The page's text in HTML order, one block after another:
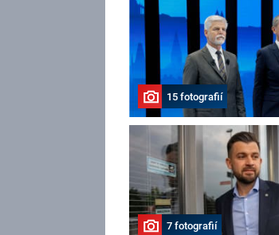
15 fotografií
7 fotografií